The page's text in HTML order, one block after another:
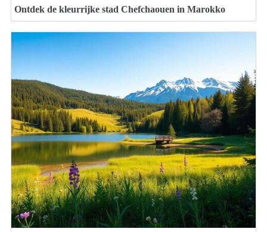
Ontdek de kleurrijke stad Chefchaouen in Marokko